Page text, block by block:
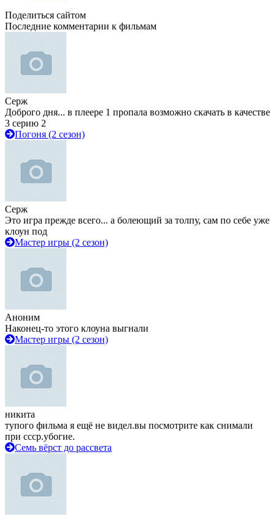
Поделиться сайтом
Последние комментарии к фильмам
Серж
Доброго дня... в плеере 1 пропала возможно скачать в качестве
3 серию 2
Погоня (2 сезон)
Серж
Это игра прежде всего... а болеющий за толпу, сам по себе уже
клоун под
Мастер игры (2 сезон)
Аноним
Наконец-то этого клоуна выгнали
Мастер игры (2 сезон)
никита
тупого фильма я ещё не видел.вы посмотрите как снимали
при ссср.убогие.
Семь вёрст до рассвета